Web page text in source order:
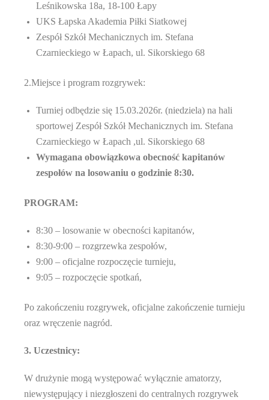
Leśnikowska 18a, 18-100 Łapy
UKS Łapska Akademia Piłki Siatkowej
Zespół Szkół Mechanicznych im. Stefana
Czarnieckiego w Łapach, ul. Sikorskiego 68
2.Miejsce i program rozgrywek:
Turniej odbędzie się 15.03.2026r. (niedziela) na hali
sportowej Zespół Szkół Mechanicznych im. Stefana
Czarnieckiego w Łapach ,ul. Sikorskiego 68
Wymagana obowiązkowa obecność kapitanów
zespołów na losowaniu o godzinie 8:30.
PROGRAM:
8:30 – losowanie w obecności kapitanów,
8:30-9:00 – rozgrzewka zespołów,
9:00 – oficjalne rozpoczęcie turnieju,
9:05 – rozpoczęcie spotkań,
Po zakończeniu rozgrywek, oficjalne zakończenie turnieju
oraz wręczenie nagród.
3. Uczestnicy:
W drużynie mogą występować wyłącznie amatorzy,
niewystępujący i niezgłoszeni do centralnych rozgrywek